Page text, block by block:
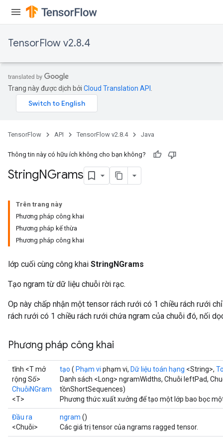
TensorFlow v2.8.4
Trang này được dịch bởi Cloud Translation API
TensorFlow API TensorFlow v2.8.4 Java
Thông tin này có hữu ích không cho bạn không?
StringNGrams
Trên trang này
Phương pháp công khai
Phương pháp kế thừa
Phương pháp công khai
lớp cuối cùng công khai StringNGrams
Tạo ngram từ dữ liệu chuỗi rời rạc.
Op này chấp nhận một tensor rách rưới có 1 chiều rách rưới
rách rưới có 1 chiều rách rưới chứa ngram của chuỗi đó, nối
Phương pháp công khai
tĩnh <T mở
rộng Số>
ChuỗiNGram
<T>
tạo ( Phạm vi phạm vi, Dữ liệu toán hạng <String>,
Danh sách <Long> ngramWidths, Chuỗi leftPad,
tồnShortSequences)
Phương thức xuất xưởng để tạo một lớp bao bọc
Đầu ra
<Chuỗi>
ngram ()
Các giá trị tensor của ngrams ragged tensor.